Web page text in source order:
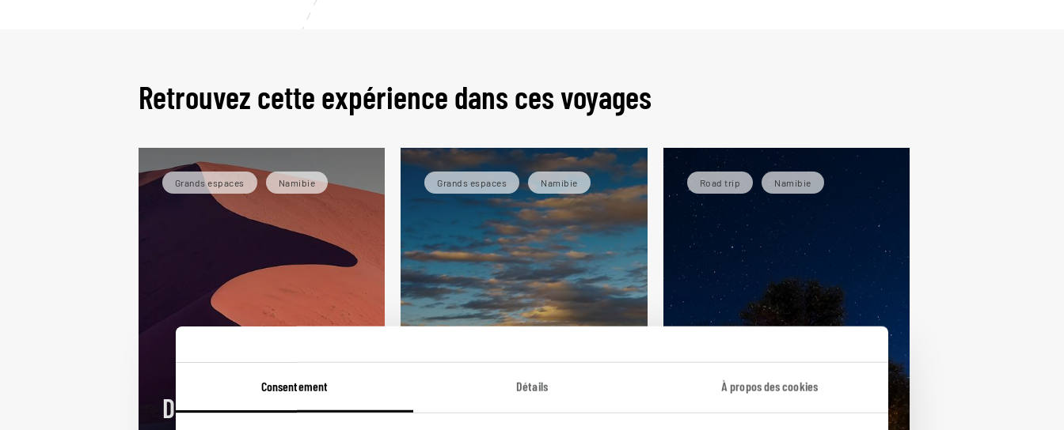
Consentement Détails À propos des cookies
Retrouvez cette expérience dans ces voyages
Grands espaces Namibie
Déserts australs
Grands espaces Namibie
Namibie infinie
Road trip Namibie
4 × 4 à la belle étoile